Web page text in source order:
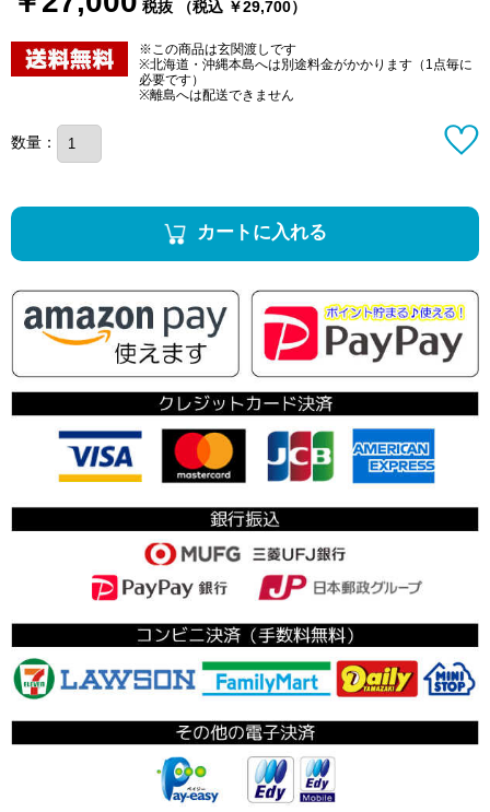
税抜 （税込 ￥29,700）
※この商品は玄関渡しです
※北海道・沖縄本島へは別途料金がかかります（1点毎に
必要です）
※離島へは配送できません
数量：
カートに入れる